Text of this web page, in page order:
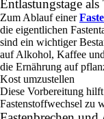
Entlastungstage als
Zum Ablauf einer
die eigentlichen
sind ein wichtiger
auf Alkohol, Kaffee
die Ernährung auf
Kost umzustellen
Diese Vorbereitung
Fastenstoffwechsel zu